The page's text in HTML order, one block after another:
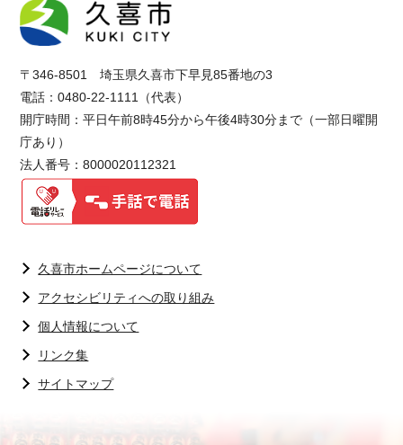
〒346-8501 埼玉県久喜市下早見85番地の3
電話：0480-22-1111（代表）
開庁時間：平日午前8時45分から午後4時30分まで（一部日曜開
庁あり）
法人番号：8000020112321
久喜市ホームページについて
アクセシビリティへの取り組み
個人情報について
リンク集
サイトマップ